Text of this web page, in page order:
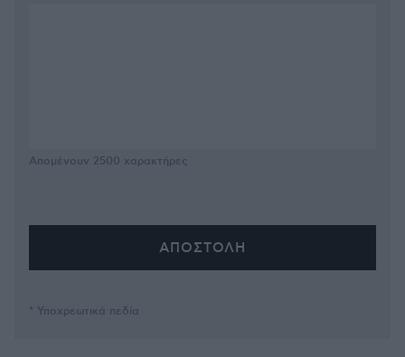
Απομένουν 2500 χαρακτήρες
* Υποχρεωτικά πεδία